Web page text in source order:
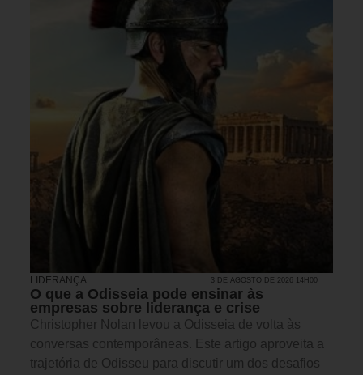
LIDERANÇA 3 DE AGOSTO DE 2026 14H00
O que a Odisseia pode ensinar às
empresas sobre liderança e crise
Christopher Nolan levou a Odisseia de volta às
conversas contemporâneas. Este artigo aproveita a
trajetória de Odisseu para discutir um dos desafios